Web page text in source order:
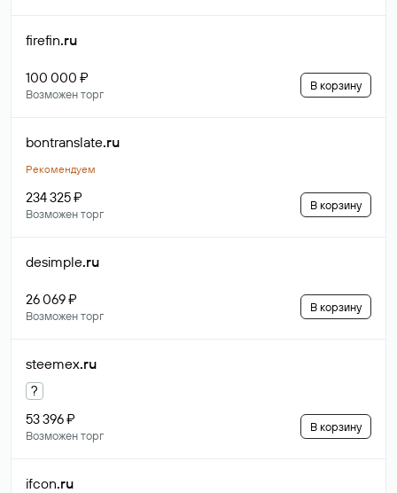
firefin.ru
100 000 ₽
Возможен торг
В корзину
bontranslate.ru
Рекомендуем
234 325 ₽
Возможен торг
В корзину
desimple.ru
26 069 ₽
Возможен торг
В корзину
steemex.ru
?
53 396 ₽
Возможен торг
В корзину
ifcon.ru